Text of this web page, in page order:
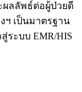
ผลลัพธ์ต่อผู้ป่วยดี
เป็นมาตรฐาน
ระบบ EMR/HIS